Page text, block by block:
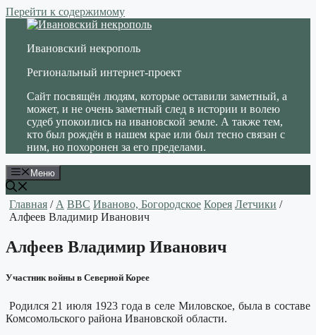
Перейти к содержимому
Ивановский некрополь
Региональный интернет-проект
Сайт посвящён людям, которые оставили заметный, а
может, и не очень заметный след в истории и волею
судеб упокоились на ивановской земле. А также тем,
кто был рождён в нашем крае или был тесно связан с
ним, но похоронен за его пределами.
Меню
Главная / А ВВС Иваново, Богородское Корея Летчики /
Алфеев Владимир Иванович
Алфеев Владимир Иванович
Участник войны в Северной Корее
Родился 21 июля 1923 года в селе Миловское, была в составе
Комсомольского района Ивановской области.